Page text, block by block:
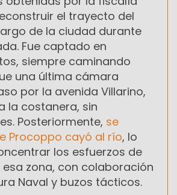
el trayecto del
de la ciudad durante
Fue captado en
siempre caminando
una última cámara
por la avenida Villarino,
la costanera, sin
Posteriormente, se
Procoppo cayó al río, lo
los esfuerzos de
zona, con colaboración
Naval y buzos tácticos.